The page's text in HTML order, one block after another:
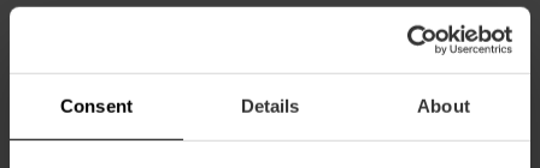
Consent Details About
Cenas con espectáculo en el
Restaurante Sabbia de
espectáculo
Restaurante